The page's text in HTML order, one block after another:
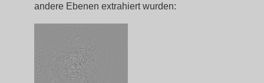
andere Ebenen extrahiert wurden: